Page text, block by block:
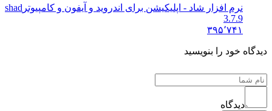
نرم افزار شاد - اپلیکیشن برای اندروید و آیفون و کامپیوتر shad
3.7.9
۳۹۵٬۷۴۱
دیدگاه خود را بنویسید
دیدگاه